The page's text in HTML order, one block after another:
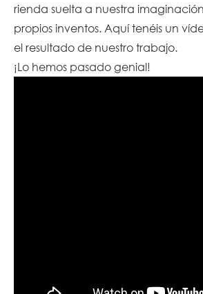
rienda suelta a nuestra
propios inventos. Aquí tenéis un
el resultado de nuestro trabajo.
¡Lo hemos pasado genial!